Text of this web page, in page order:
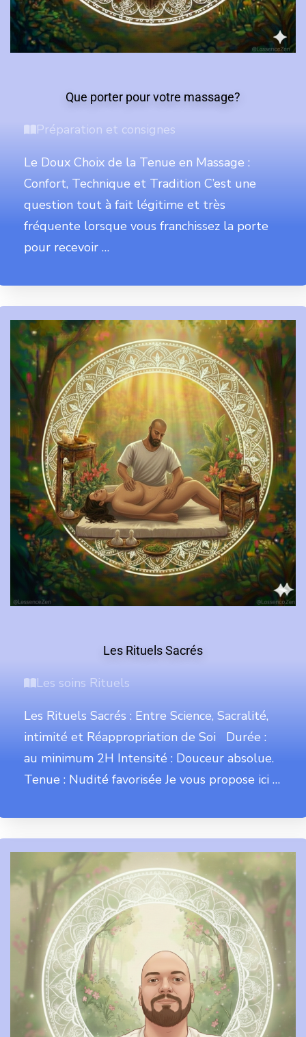
Que porter pour votre massage?
Préparation et consignes
Le Doux Choix de la Tenue en Massage :
Confort, Technique et Tradition C’est une
question tout à fait légitime et très
fréquente lorsque vous franchissez la porte
pour recevoir …
Les Rituels Sacrés
Les soins Rituels
Les Rituels Sacrés : Entre Science, Sacralité,
intimité et Réappropriation de Soi Durée :
au minimum 2H Intensité : Douceur absolue.
Tenue : Nudité favorisée Je vous propose ici …